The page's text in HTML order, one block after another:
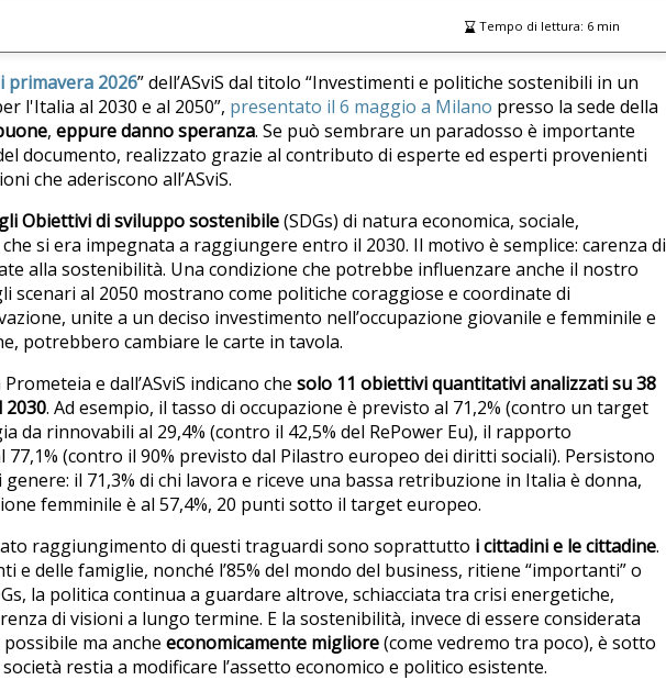
Tempo di lettura: 6min
primavera 2026” dell’ASviS dal titolo “Investimenti e politiche sostenibili in un
l'Italia al 2030 e al 2050”, presentato il 6 maggio a Milano presso la sede della
, eppure danno speranza. Se può sembrare un paradosso è importante
documento, realizzato grazie al contributo di esperte ed esperti provenienti
che aderiscono all’ASviS.
Obiettivi di sviluppo sostenibile(SDGs) di natura economica, sociale,
si era impegnata a raggiungere entro il 2030. Il motivo è semplice: carenza di
alla sostenibilità. Una condizione che potrebbe influenzare anche il nostro
scenari al 2050 mostrano come politiche coraggiose e coordinate di
unite a un deciso investimento nell’occupazione giovanile e femminile e
potrebbero cambiare le carte in tavola.
e dall’ASviS indicano che solo 11 obiettivi quantitativi analizzati su 38
. Ad esempio, il tasso di occupazione è previsto al 71,2% (contro un target
da rinnovabili al 29,4% (contro il 42,5% del RePower Eu), il rapporto
77,1% (contro il 90% previsto dal Pilastro europeo dei diritti sociali). Persistono
il 71,3% di chi lavora e riceve una bassa retribuzione in Italia è donna,
femminile è al 57,4%, 20 punti sotto il target europeo.
raggiungimento di questi traguardi sono soprattutto i cittadini e le cittadine.
e delle famiglie, nonché l’85% del mondo del business, ritiene “importanti” o
la politica continua a guardare altrove, schiacciata tra crisi energetiche,
di visioni a lungo termine. E la sostenibilità, invece di essere considerata
ma anche economicamente migliore(come vedremo tra poco), è sotto
restia a modificare l’assetto economico e politico esistente.